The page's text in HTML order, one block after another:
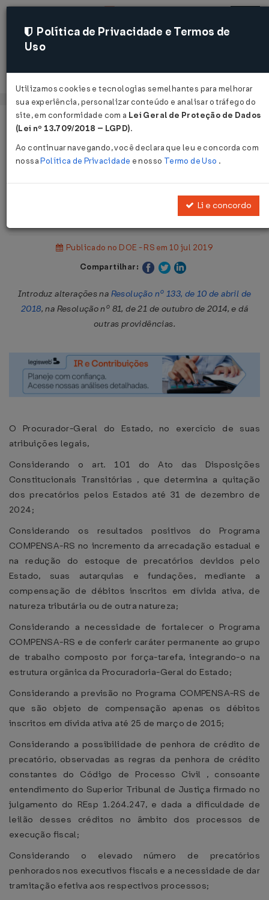
Acessar
Página Inicial
Legislações
Resolução PGE Nº 153 DE
Publicado no DOE - RS em 10 jul 2019
Compartilhar:
Introduz alterações na Resolução nº 133, de 10 de abril de
2018, na Resolução nº 81, de 21 de outubro de 2014, e dá
outras providências.
O Procurador-Geral do Estado, no exercício de suas
atribuições legais,
Considerando o art. 101 do Ato das Disposições
Constitucionais Transitórias , que determina a quitação
dos precatórios pelos Estados até 31 de dezembro de
2024;
Considerando os resultados positivos do Programa
COMPENSA-RS no incremento da arrecadação estadual e
na redução do estoque de precatórios devidos pelo
Estado, suas autarquias e fundações, mediante a
compensação de débitos inscritos em dívida ativa, de
natureza tributária ou de outra natureza;
Considerando a necessidade de fortalecer o Programa
COMPENSA-RS e de conferir caráter permanente ao grupo
de trabalho composto por força-tarefa, integrando-o na
estrutura orgânica da Procuradoria-Geral do Estado;
Considerando a previsão no Programa COMPENSA-RS de
que são objeto de compensação apenas os débitos
inscritos em dívida ativa até 25 de março de 2015;
Considerando a possibilidade de penhora de crédito de
precatório, observadas as regras da penhora de crédito
constantes do Código de Processo Civil , consoante
entendimento do Superior Tribunal de Justiça firmado no
julgamento do REsp 1.264.247, e dada a dificuldade de
leilão desses créditos no âmbito dos processos de
execução fiscal;
Considerando o elevado número de precatórios
penhorados nos executivos fiscais e a necessidade de dar
tramitação efetiva aos respectivos processos;
Política de Privacidade e Termos de
Uso
Utilizamos cookies e tecnologias semelhantes para melhorar
sua experiência, personalizar conteúdo e analisar o tráfego do
site, em conformidade com a Lei Geral de Proteção de Dados
(Lei nº 13.709/2018 – LGPD).
Ao continuar navegando, você declara que leu e concorda com
nossaPolítica de Privacidade e nosso Termo de Uso .
Li e concordo